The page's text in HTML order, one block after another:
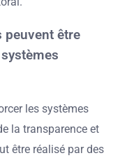
peuvent être
les systèmes
la transparence et
être réalisé par des